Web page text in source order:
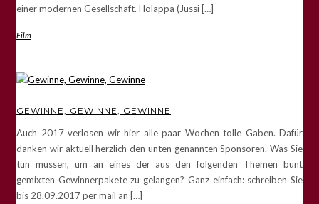
einer modernen Gesellschaft. Holappa (Jussi […]
Film
GEWINNE, GEWINNE, GEWINNE
Auch 2017 verlosen wir hier alle paar Wochen tolle Gaben. Dafür
danken wir aktuell herzlich den unten genannten Sponsoren. Was Sie
tun müssen, um an eines der aus den folgenden Themen bunt
gemixten Gewinnerpakete zu gelangen? Ganz einfach: schreiben Sie
bis 28.09.2017 per mail an […]